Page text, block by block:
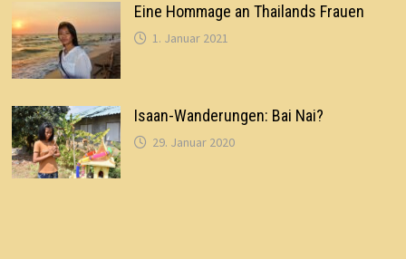
Eine Hommage an Thailands Frauen
1. Januar 2021
Isaan-Wanderungen: Bai Nai?
29. Januar 2020